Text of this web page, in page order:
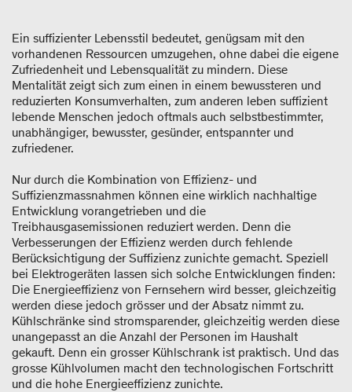
Ein suffizienter Lebensstil bedeutet, genügsam mit den
vorhandenen Ressourcen umzugehen, ohne dabei die eigene
Zufriedenheit und Lebensqualität zu mindern. Diese
Mentalität zeigt sich zum einen in einem bewussteren und
reduzierten Konsumverhalten, zum anderen leben suffizient
lebende Menschen jedoch oftmals auch selbstbestimmter,
unabhängiger, bewusster, gesünder, entspannter und
zufriedener.
Nur durch die Kombination von Effizienz- und
Suffizienzmassnahmen können eine wirklich nachhaltige
Entwicklung vorangetrieben und die
Treibhausgasemissionen reduziert werden. Denn die
Verbesserungen der Effizienz werden durch fehlende
Berücksichtigung der Suffizienz zunichte gemacht. Speziell
bei Elektrogeräten lassen sich solche Entwicklungen finden:
Die Energieeffizienz von Fernsehern wird besser, gleichzeitig
werden diese jedoch grösser und der Absatz nimmt zu.
Kühlschränke sind stromsparender, gleichzeitig werden diese
unangepasst an die Anzahl der Personen im Haushalt
gekauft. Denn ein grosser Kühlschrank ist praktisch. Und das
grosse Kühlvolumen macht den technologischen Fortschritt
und die hohe Energieeffizienz zunichte.